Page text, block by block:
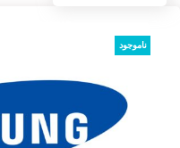
ناموجود